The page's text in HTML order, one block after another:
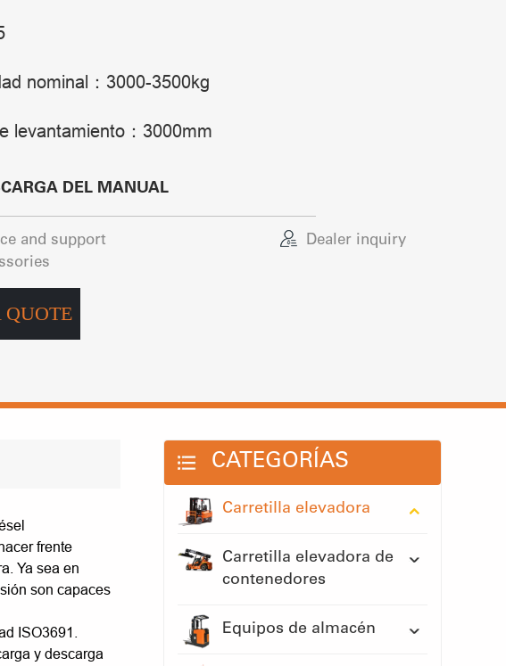
nominal：3000-3500kg
levantamiento：3000mm
DEL MANUAL
and support
Dealer inquiry
QUOTE
frente
Ya sea en
son capaces
ISO3691.
y descarga
CATEGORÍAS
Carretilla elevadora
Carretilla elevadora de
contenedores
Equipos de almacén